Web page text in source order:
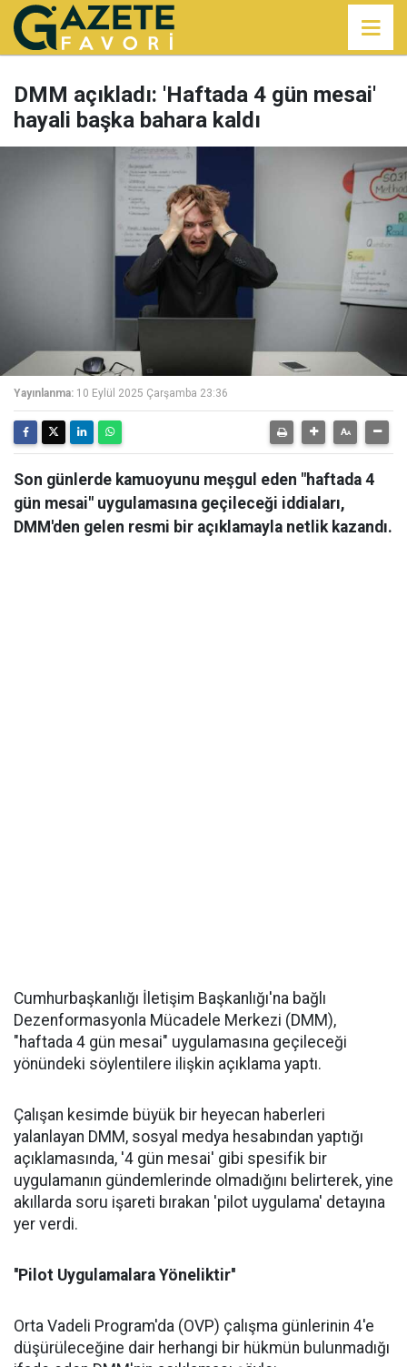
DMM açıkladı: 'Haftada 4 gün mesai'
hayali başka bahara kaldı
Yayınlanma: 10 Eylül 2025 Çarşamba 23:36
Son günlerde kamuoyunu meşgul eden "haftada 4
gün mesai" uygulamasına geçileceği iddiaları,
DMM'den gelen resmi bir açıklamayla netlik kazandı.
Cumhurbaşkanlığı İletişim Başkanlığı'na bağlı
Dezenformasyonla Mücadele Merkezi (DMM),
"haftada 4 gün mesai" uygulamasına geçileceği
yönündeki söylentilere ilişkin açıklama yaptı.
Çalışan kesimde büyük bir heyecan haberleri
yalanlayan DMM, sosyal medya hesabından yaptığı
açıklamasında, '4 gün mesai' gibi spesifik bir
uygulamanın gündemlerinde olmadığını belirterek, yine
akıllarda soru işareti bırakan 'pilot uygulama' detayına
yer verdi.
''Pilot Uygulamalara Yöneliktir''
Orta Vadeli Program'da (OVP) çalışma günlerinin 4'e
düşürüleceğine dair herhangi bir hükmün bulunmadığı